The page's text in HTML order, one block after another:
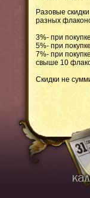
Разовые
разных
3%- при
5%- при
7%- при
свыше 10
Скидки не